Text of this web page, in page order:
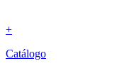
+
Catálogo